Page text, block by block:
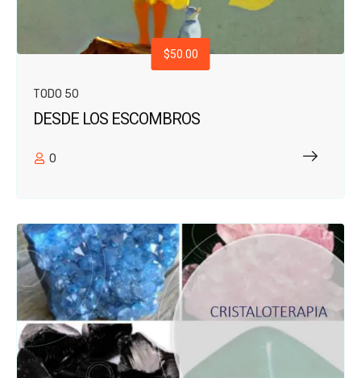
$50.00
TODO 50
DESDE LOS ESCOMBROS
0